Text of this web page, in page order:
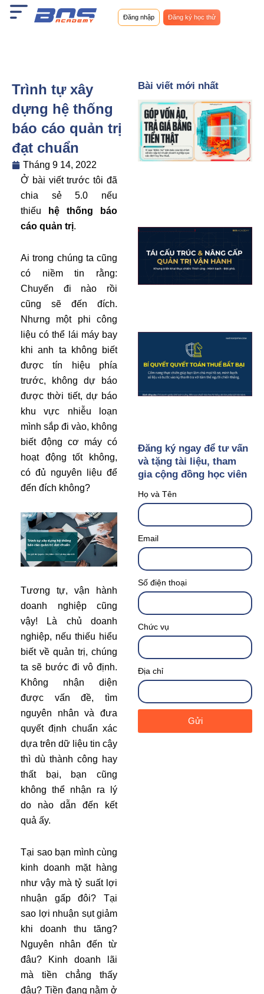
Nhảy
tới
Đăng nhập Đăng ký học thử
Trình tự xây
dựng hệ thống
báo cáo quản trị
đạt chuẩn
Tháng 9 14, 2022
Ở bài viết trước tôi đã
chia sẻ 5.0 nếu
thiếu
hệ thống báo
cáo quản trị.
Ai trong chúng ta cũng
có niềm tin rằng:
Chuyến đi nào rồi
cũng sẽ đến đích.
Nhưng một phi công
liệu có thể lái máy bay
khi anh ta không biết
được tín hiệu phía
trước, không dự báo
được thời tiết, dự báo
khu vực nhiễu loạn
mình sắp đi vào, không
biết động cơ máy có
hoạt động tốt không,
có đủ nguyên liệu để
đến đích không?
Tương tự, vận hành
doanh nghiệp cũng
vậy! Là chủ doanh
nghiệp, nếu thiếu hiểu
biết về quản trị, chúng
ta sẽ bước đi vô định.
Không nhận diện
được vấn đề, tìm
nguyên nhân và đưa
quyết định chuẩn xác
dựa trên dữ liệu tin cậy
thì dù thành công hay
thất bại, bạn cũng
không thể nhận ra lý
do nào dẫn đến kết
quả ấy.
Tại sao bạn mình cùng
kinh doanh mặt hàng
như vậy mà tỷ suất lợi
nhuận gấp đôi? Tại
sao lợi nhuận sụt giảm
khi doanh thu tăng?
Nguyên nhân đến từ
đâu? Kinh doanh lãi
mà tiền chẳng thấy
đâu? Tiền đang nằm ở
Bài viết mới nhất
Đăng ký ngay để tư vấn
và tặng tài liệu, tham
gia cộng đồng học viên
Họ và Tên
Email
Số điện thoại
Chức vụ
Địa chỉ
Gửi